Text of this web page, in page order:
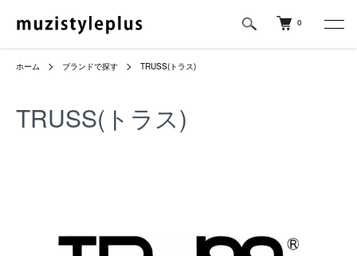
0
ホーム ブランドで探す TRUSS(トラス)
TRUSS(トラス)